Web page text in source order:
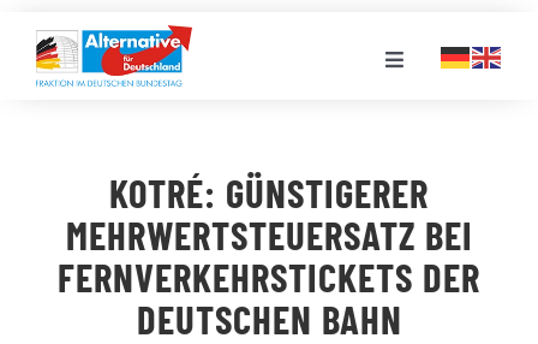
Inhalt
springen
Toggle
LANDESGRUPPEN
VERANSTALTUNGEN
KOTRÉ: GÜNSTIGERER
MEHRWERTSTEUERSATZ BEI
FERNVERKEHRSTICKETS DER
DEUTSCHEN BAHN